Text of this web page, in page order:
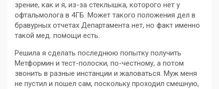
зрение, как и я, из-за стеклышка, которого нет у
офтальмолога в 4ГБ. Может такого положения дел в
бравурных отчетах Департамента нет, но факт именно
такой мед. помощи есть.
Решила я сделать последнюю попытку получить
Метформин и тест-полоски, по-честному, а потом
звонить в разные инстанции и жаловаться. Муж меня
не пустил и пошел сам, поскольку проходил смешную,